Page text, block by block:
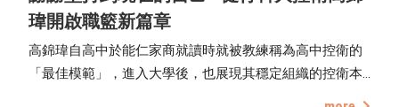
瑋開啟職籃新篇章
高錦瑋自高中於能仁家商就讀時就被教練稱為高中控衛的
「最佳模範」，進入大學後，也展現其穩定組織的控衛本